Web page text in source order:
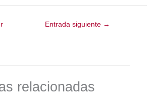
Entrada siguiente →
relacionadas